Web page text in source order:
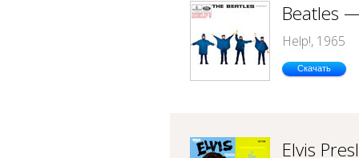
Beatles
Help!, 1965
Скачать
Elvis